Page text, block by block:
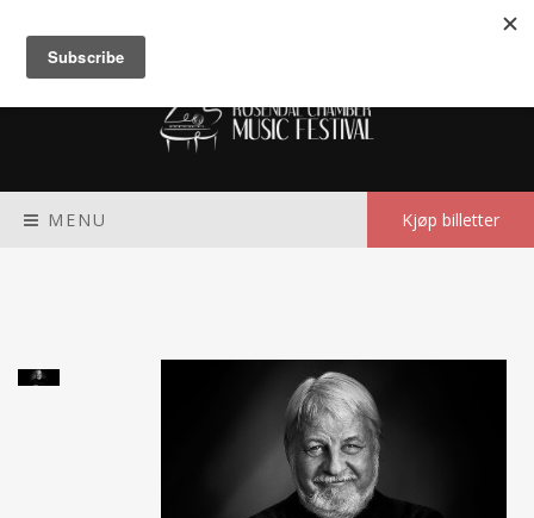
MENU Kjøp billetter